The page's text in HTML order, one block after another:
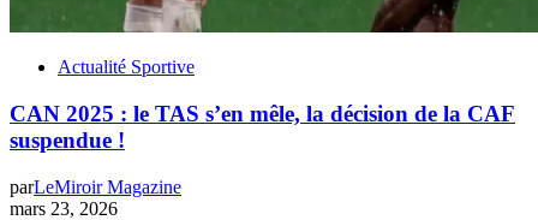
Actualité Sportive
CAN 2025 : le TAS s’en mêle, la décision de la CAF
suspendue !
parLeMiroir Magazine
mars 23, 2026